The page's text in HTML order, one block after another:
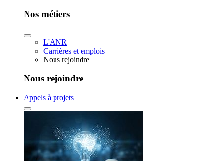
Nos métiers
L'ANR
Carrières et emplois
Nous rejoindre
Nous rejoindre
Appels à projets